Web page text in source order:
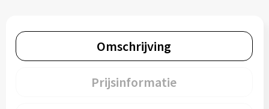
Omschrijving
Prijsinformatie